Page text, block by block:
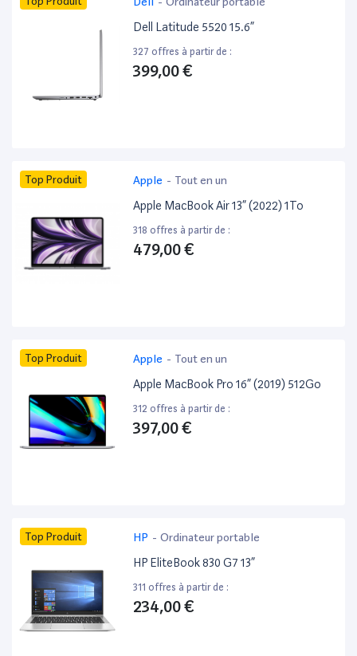
Dell Latitude 5520 15.6”
327 offres à partir de :
399,00 €
Top Produit Apple - Tout en un
Apple MacBook Air 13” (2022) 1To
318 offres à partir de :
479,00 €
Top Produit Apple - Tout en un
Apple MacBook Pro 16” (2019) 512Go
312 offres à partir de :
397,00 €
Top Produit HP - Ordinateur portable
HP EliteBook 830 G7 13”
311 offres à partir de :
234,00 €